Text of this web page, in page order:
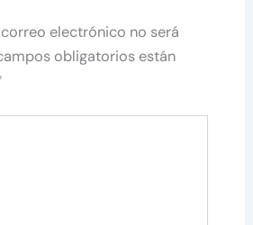
electrónico no será
obligatorios están